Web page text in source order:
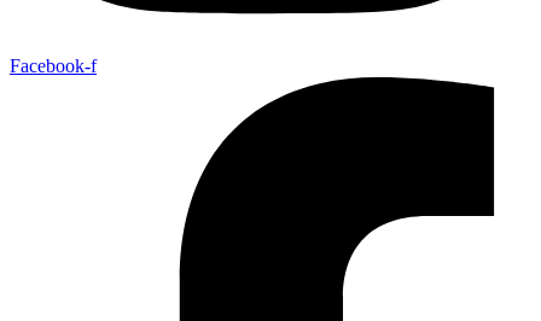
Facebook-f